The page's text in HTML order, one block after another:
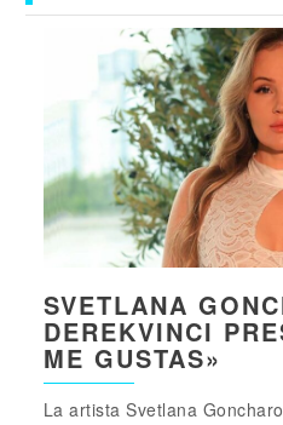
SVETLANA
DEREKVINCI
ME GUSTAS»
La artista Svetlana